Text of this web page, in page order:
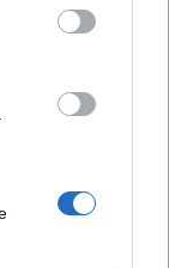
pesarese e
stagione ha
edizioni
che
Amigos".
tipo di
progetti
la platea